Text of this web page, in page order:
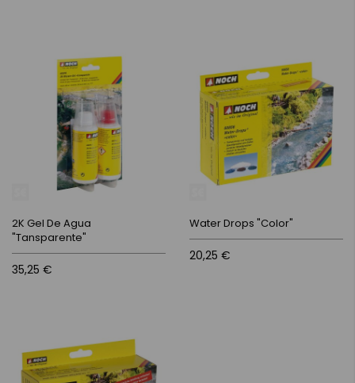
2K Gel De Agua
"Tansparente"
35,25 €
Water Drops "Color"
20,25 €